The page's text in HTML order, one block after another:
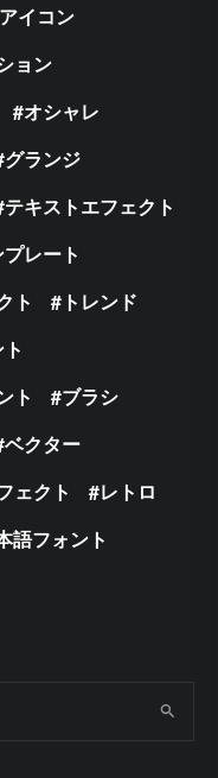
イコン
ョン
オシャレ
グランジ
テキストエフェクト
レート
ト
トレンド
ト
ブラシ
ベクター
ェクト
レトロ
語フォント